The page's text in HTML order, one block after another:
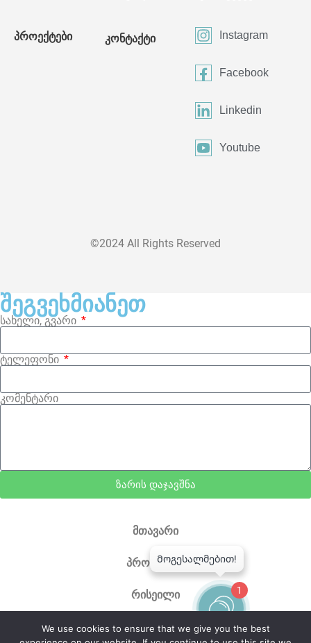
©2024 All Rights Reserved
პროექტები კონტაქტი Instagram
Facebook
Linkedin
Youtube
შეგვეხმიანეთ
სახელი, გვარი
ტელეფონი
კომენტარი
ზარის დაჯავშნა
მთავარი
პროექტები
რისეილი
ჩვენ შესახებ
1
We use cookies to ensure that we give you the best